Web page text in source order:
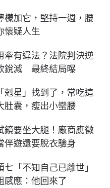
檬加它，堅持一週，腰
懷疑人生
牽有違法？法院判決逆
銳減 最終結局曝
剋星」找到了，常吃這
肚囊，瘦出小蠻腰
鏡要坐大腿！廠商應徵
遊還要脫衣驗身
七「不知自己已離世」
應：他回來了